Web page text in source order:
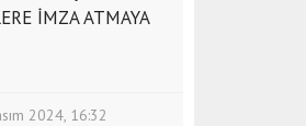
İMZA ATMAYA
2024, 16:32